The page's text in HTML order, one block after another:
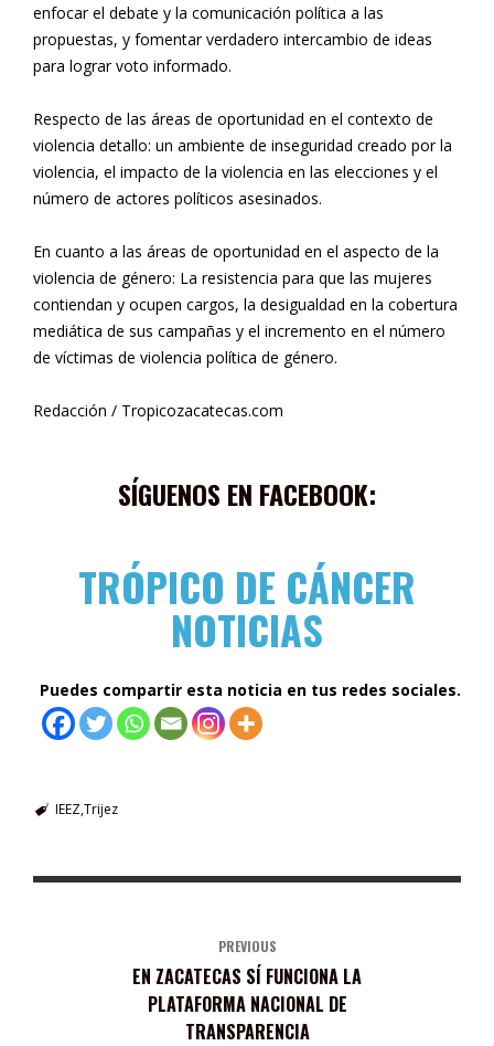
enfocar el debate y la comunicación política a las
propuestas, y fomentar verdadero intercambio de ideas
para lograr voto informado.
Respecto de las áreas de oportunidad en el contexto de
violencia detallo: un ambiente de inseguridad creado por la
violencia, el impacto de la violencia en las elecciones y el
número de actores políticos asesinados.
En cuanto a las áreas de oportunidad en el aspecto de la
violencia de género: La resistencia para que las mujeres
contiendan y ocupen cargos, la desigualdad en la cobertura
mediática de sus campañas y el incremento en el número
de víctimas de violencia política de género.
Redacción / Tropicozacatecas.com
SÍGUENOS EN FACEBOOK:
TRÓPICO DE CÁNCER
NOTICIAS
Puedes compartir esta noticia en tus redes sociales.
IEEZTrijez
PREVIOUS
EN ZACATECAS SÍ FUNCIONA LA
PLATAFORMA NACIONAL DE
TRANSPARENCIA